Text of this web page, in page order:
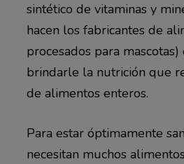
sintético de vitaminas y
hacen los fabricantes de
procesados para
brindarle la nutrición que
de alimentos enteros.
Para estar óptimamente
necesitan muchos